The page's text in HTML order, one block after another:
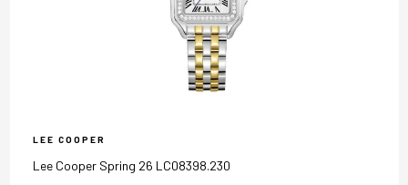
LEE COOPER
Lee Cooper Spring 26 LC08398.230